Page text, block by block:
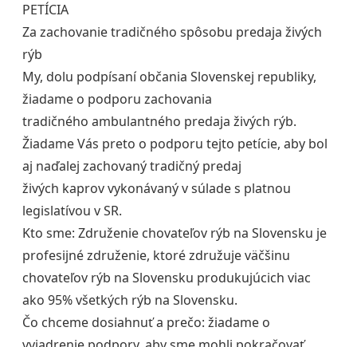
PETÍCIA
Za zachovanie tradičného spôsobu predaja živých
rýb
My, dolu podpísaní občania Slovenskej republiky,
žiadame o podporu zachovania
tradičného ambulantného predaja živých rýb.
Žiadame Vás preto o podporu tejto petície, aby bol
aj naďalej zachovaný tradičný predaj
živých kaprov vykonávaný v súlade s platnou
legislatívou v SR.
Kto sme: Združenie chovateľov rýb na Slovensku je
profesijné združenie, ktoré združuje väčšinu
chovateľov rýb na Slovensku produkujúcich viac
ako 95% všetkých rýb na Slovensku.
Čo chceme dosiahnuť a prečo: žiadame o